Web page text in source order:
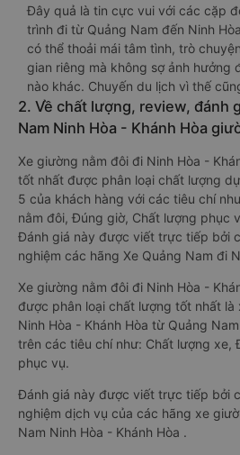
Đây quả là tin cực vui với các cặp
trình đi từ Quảng Nam đến Ninh
có thể thoải mái tâm tình, trò
gian riêng mà không sợ ảnh hưởng
nào khác. Chuyến du lịch vì thế
2. Về chất lượng, review, đánh
Nam Ninh Hòa - Khánh Hòa
Xe giường nằm đôi đi Ninh Hòa -
tốt nhất được phân loại chất lượng
5 của khách hàng với các tiêu chí
nằm đôi, Đúng giờ, Chất lượng phục
Đánh giá này được viết trực tiếp bởi
nghiệm các hãng Xe Quảng Nam đi
Xe giường nằm đôi đi Ninh Hòa -
được phân loại chất lượng tốt nhất là
Ninh Hòa - Khánh Hòa từ Quảng
trên các tiêu chí như: Chất lượng xe,
phục vụ.
Đánh giá này được viết trực tiếp bởi
nghiệm dịch vụ của các hãng xe
Nam Ninh Hòa - Khánh Hòa .